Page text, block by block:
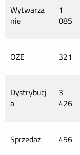
Wytwarza
nie
1
085
OZE 321
Dystrybucj
a
3
426
Sprzedaż 456